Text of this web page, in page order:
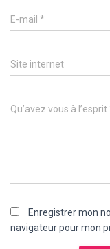
E-mail *
Site internet
Qu’avez vous à l’esprit
Enregistrer mon
navigateur pour mon